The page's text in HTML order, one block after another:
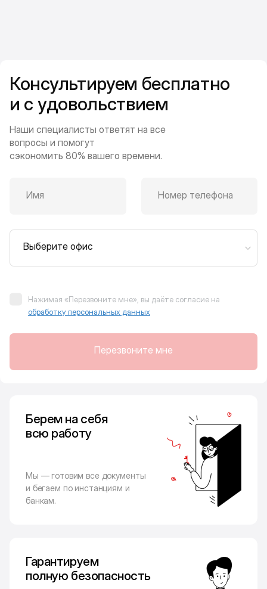
Консультируем бесплатно
и с удовольствием
Наши специалисты ответят на все
вопросы и помогут
сэкономить 80% вашего времени.
Имя Номер телефона
Выберите офис
Нажимая «Перезвоните мне», вы даёте согласие на
обработку персональных данных
Перезвоните мне
Берем на себя
всю работу
Мы — готовим все документы
и бегаем по инстанциям и
банкам.
Гарантируем
полную безопасность